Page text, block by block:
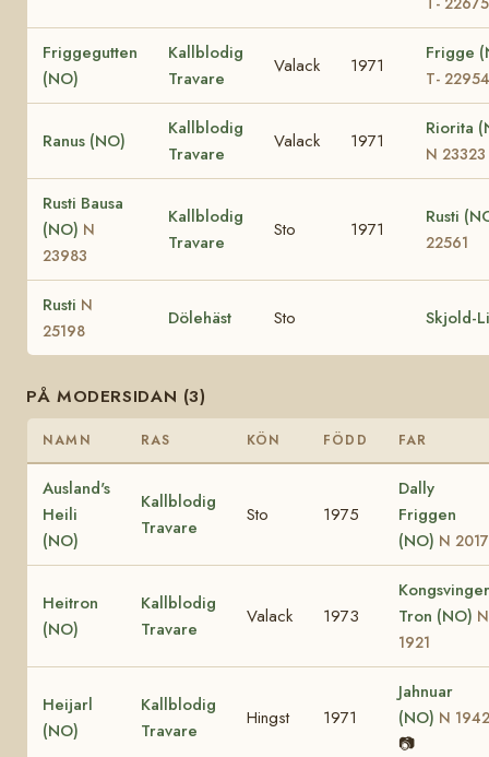
Friggegutten
(NO)
Kallblodig
Travare
Valack 1971
Frigge
T- 22954
Ranus (NO)
Kallblodig
Travare
Valack 1971
Riorita
N 23323
Rusti Bausa
(NO) N
23983
Kallblodig
Travare
Sto 1971
Rusti
22561
Rusti N
25198
Dölehäst Sto Skjold-
PÅ MODERSIDAN (3)
NAMN RAS KÖN FÖDD FAR
Ausland's
Heili
(NO)
Kallblodig
Travare
Sto 1975
Dally
Friggen
(NO) N 2017
Heitron
(NO)
Kallblodig
Travare
Valack 1973
Kongsvinger
Tron (NO) N
1921
Heijarl
(NO)
Kallblodig
Travare
Hingst 1971
Jahnuar
(NO) N 1942
📷